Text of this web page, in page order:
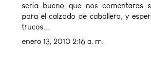
seria bueno que nos comentaras
para el calzado de caballero, y
trucos...
enero 13, 2010 2:16 a. m.